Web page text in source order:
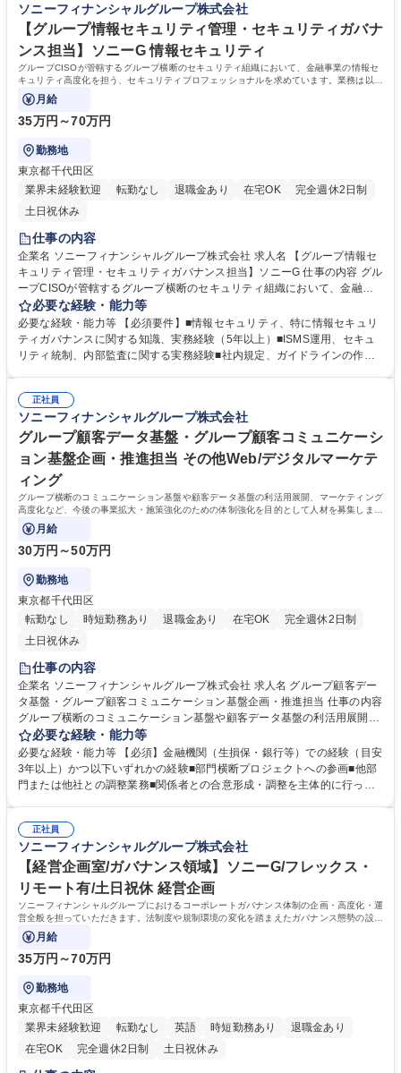
当社業務全般 募集職種 【コンプライアンス・アシスタントマネージャ
ー】ソニーG/フレックス/在宅勤務
も行います。また特定の業務領域に限定されるものではなく、保険会社・
銀行などを傘下に持つ金融グループとしての法務・コンプライアンス・知
的財産にかかる幅広い領域をご経験いただけます。 学歴・資格 学歴：大
学院 大学 語学力：英語 資格：
ソニーフィナンシャルグループ株式会社
【グループ情報セキュリティ管理・セキュリティガバナ
ンス担当】ソニーG 情報セキュリティ
グループCISOが管轄するグループ横断のセキュリティ組織において、金融事業の情報セ
キュリティ高度化を担う、セキュリティプロフェッショナルを求めています。業務は以下
の分野となります。
月給
35万円～70万円
勤務地
東京都千代田区
業界未経験歓迎
転勤なし 退職金あり 在宅OK
完全週休2日制
土日祝休み
仕事の内容
企業名 ソニーフィナンシャルグループ株式会社 求人名 【グループ情報セ
キュリティ管理・セキュリティガバナンス担当】ソニーG 仕事の内容 グル
ープCISOが管轄するグループ横断のセキュリティ組織において、金融事
業の情報セキュリティ高度化を担う、セキュリティプロフェッショナルを
求めています。業務は以下の分野となります。 1. グループ方針に基づく
情報セキュリティポリシー策定と順守確認 2. ガバナンスレポートの経営
向け報告 3. 情報セキュリティアセスメントの実施 4. リスクアセスメント
セキュリティ管理・セキュリティガバナンス担当】ソニーG
必要な経験・能力等
必要な経験・能力等 【必須要件】■情報セキュリティ、特に情報セキュリ
ティガバナンスに関する知識、実務経験（5年以上）■ISMS運用、セキュ
リティ統制、内部監査に関する実務経験■社内規定、ガイドラインの作成
付けて対応策を提案するためのリスクマネジメントを行い、戦略的にアプ
ローチする能力 ・物事の本質をつかみ、その実現に向けて適切な手法を積
極的に開発していくことのできる柔軟な思考方法 学歴・資格 学歴：大学
院 大学 語学力： 資格：
正社員
ソニーフィナンシャルグループ株式会社
グループ顧客データ基盤・グループ顧客コミュニケーシ
ョン基盤企画・推進担当 その他Web/デジタルマーケテ
ィング
グループ横断のコミュニケーション基盤や顧客データ基盤の利活用展開、マーケティング
高度化など、今後の事業拡大・施策強化のための体制強化を目的として人材を募集しま
す。
月給
30万円～50万円
勤務地
東京都千代田区
転勤なし
時短勤務あり 退職金あり 在宅OK
完全週休2日制
土日祝休み
仕事の内容
企業名 ソニーフィナンシャルグループ株式会社 求人名 グループ顧客デー
タ基盤・グループ顧客コミュニケーション基盤企画・推進担当 仕事の内容
グループ横断のコミュニケーション基盤や顧客データ基盤の利活用展開、
マーケティング高度化など、今後の事業拡大・施策強化のための体制強化
を目的として人材を募集します。 グループ顧客コミュニケーションの実行
に係る開発の業務要件定義および体制構築/開発プロジェクトの推進/ソニ
ーFGグループ顧客データ基盤の利活用展開（グループ各社との協調・施
社内外の関係者との調整、経営陣へのレポート※単なる企画ではなく複数
の関係者とプロジェクトを推進 募集職種 グループ顧客データ基盤・グル
ープ顧客コミュニケーション基盤企画・推進担当
必要な経験・能力等
必要な経験・能力等 【必須】金融機関（生損保・銀行等）での経験（目安
3年以上）かつ以下いずれかの経験■部門横断プロジェクトへの参画■他部
門または他社との調整業務■関係者との合意形成・調整を主体的に行った
ジェクト推進等）での実務経験を有すること 【尚可】・IT・デジタル関連
の開発プロジェクトの企画・推進経験 ・データ連携基盤やマーケティング
基盤の構築・運用経験 ・グループ会社や外部パートナーとの協業経験 学
歴・資格 学歴：大学院 大学 語学力： 資格：
正社員
ソニーフィナンシャルグループ株式会社
【経営企画室/ガバナンス領域】ソニーG/フレックス・
リモート有/土日祝休 経営企画
ソニーフィナンシャルグループにおけるコーポレートガバナンス体制の企画・高度化・運
営全般を担っていただきます。法制度や規制環境の変化を踏まえたガバナンス態勢の設
計・見直しを主導するとともに、法制度や
月給
35万円～70万円
勤務地
東京都千代田区
業界未経験歓迎
転勤なし 英語 時短勤務あり
退職金あり
在宅OK
完全週休2日制 土日祝休み